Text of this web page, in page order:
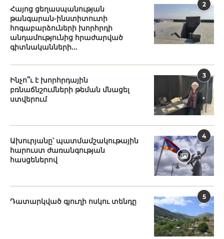
2
Հայոց ցեղասպանության
թանգարան-ինստիտուտի
հոգաբարձուների խորհրդի
անդամությունից հրաժարված
գիտնականների...
3
Ինչո՞ւ է խորհրդային
բռնաճնշումների թեման մնացել
ստվերում
4
Ախուրյանը՝ պատմամշակութային
հարուստ ժառանգության
հասցեներով
5
Դատարկված գյուղի ոսկու տենդը